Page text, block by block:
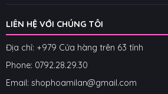
LIÊN HỆ VỚI CHÚNG TÔI
Địa chỉ: +979 Cửa hàng trên 63 tỉnh
Phone: 0792.28.29.30
Email: shophoamilan@gmail.com